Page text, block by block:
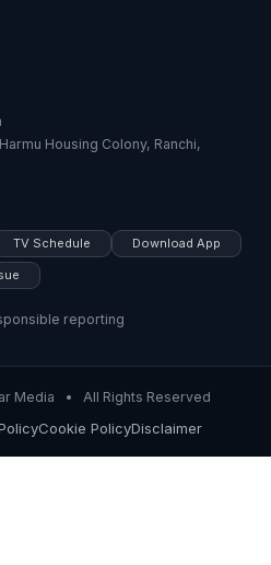
Housing Colony, Ranchi,
TV Schedule Download App
reporting
Media • All Rights Reserved
Cookie PolicyDisclaimer